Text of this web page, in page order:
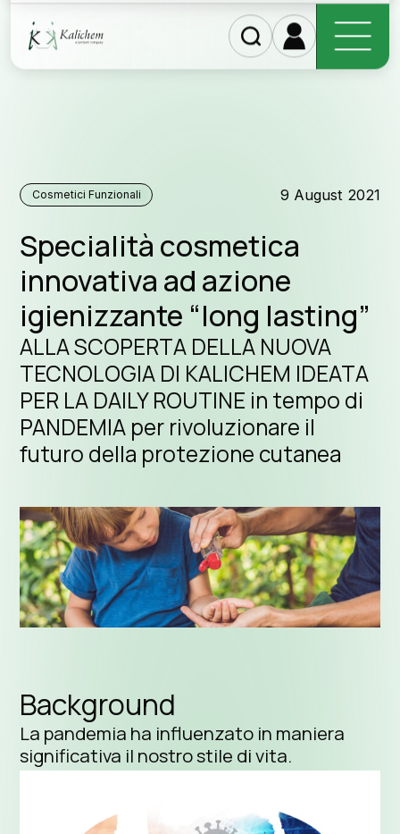
Scopri i nostri prodotti
Cosmetici Funzionali 9 August 2021
Specialità cosmetica
innovativa ad azione
igienizzante “long lasting”
ALLA SCOPERTA DELLA NUOVA
TECNOLOGIA DI KALICHEM IDEATA
PER LA DAILY ROUTINE in tempo di
PANDEMIA per rivoluzionare il
futuro della protezione cutanea
Background
La pandemia ha influenzato in maniera
significativa il nostro stile di vita.